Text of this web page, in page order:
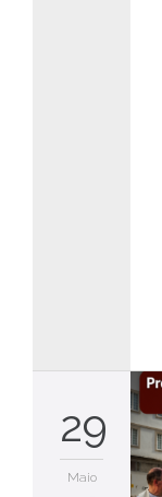
29
Maio